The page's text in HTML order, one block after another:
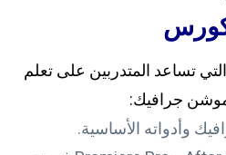
تساعد المتدربين على تعلم
جرافيك:
وأدواته الأساسية.